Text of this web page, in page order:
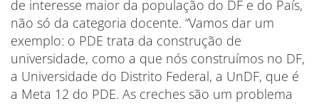
de interesse maior da população do DF e do País,
não só da categoria docente. “Vamos dar um
exemplo: o PDE trata da construção de
universidade, como a que nós construímos no DF,
a Universidade do Distrito Federal, a UnDF, que é
a Meta 12 do PDE. As creches são um problema